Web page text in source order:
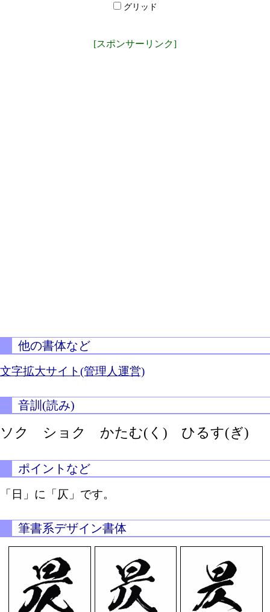
グリッド
[スポンサーリンク]
他の書体など
文字拡大サイト(管理人運営)
音訓(読み)
ソク ショク かたむ(く) ひるす(ぎ)
ポイントなど
「日」に「仄」です。
筆書系デザイン書体